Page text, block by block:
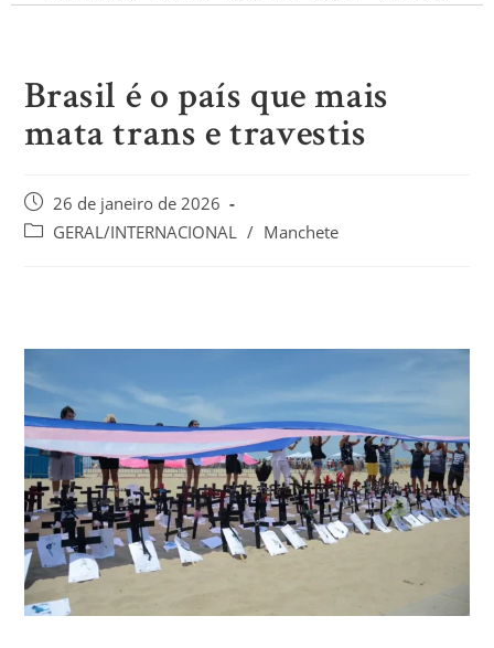
Brasil é o país que mais
mata trans e travestis
26 de janeiro de 2026
GERAL/INTERNACIONAL / Manchete